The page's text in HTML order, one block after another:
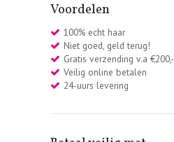
Voordelen
100% echt haar
Niet goed, geld terug!
Gratis verzending v.a €200,-
Veilig online betalen
24-uurs levering